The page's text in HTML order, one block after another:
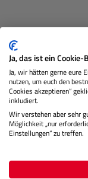
AIR UV silber
Ja, das ist ein Cookie-
Ja, wir hätten gerne eure
nutzen, um euch den
Cookies akzeptieren“
inkludiert.
Wir verstehen aber sehr
Möglichkeit „nur
Einstellungen“ zu treffen.